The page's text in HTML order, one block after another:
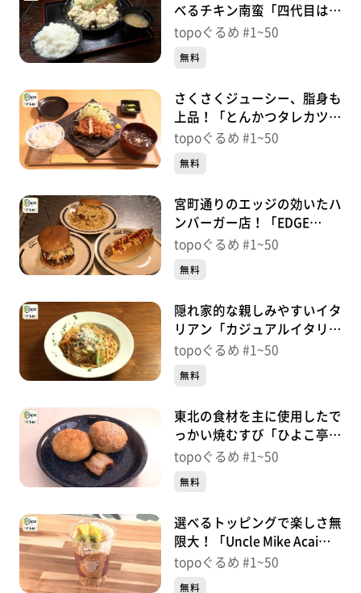
べるチキン南蛮「四代目はし
もとや」（青葉区二日町）＃
topoぐるめ #1~50
無料
さくさくジューシー、脂身も
上品！「とんかつタレカツ大
福」（富谷市富谷大清水下）
topoぐるめ #1~50
無料
宮町通りのエッジの効いたハ
ンバーガー店！「EDGE
STORE」（青葉区宮町）＃
topoぐるめ #1~50
無料
隠れ家的な親しみやすいイタ
リアン「カジュアルイタリア
ン 翔～と～」（青葉区上
topoぐるめ #1~50
無料
東北の食材を主に使用したで
っかい焼むすび「ひよこ亭」
（青葉区支倉町）＃
topoぐるめ #1~50
無料
選べるトッピングで楽しさ無
限大！「Uncle Mike Acai
Bar」（青葉区柏木）＃
topoぐるめ #1~50
無料